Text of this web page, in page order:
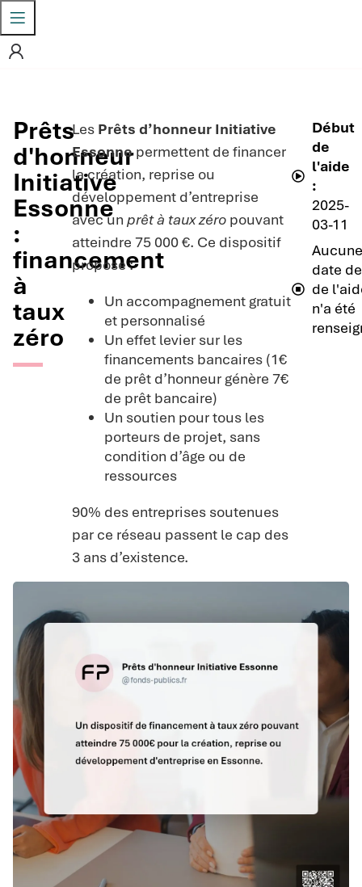
Prêts
d'honneur
Initiative
Essonne
:
financement
à
taux
zéro
Les Prêts d’honneur Initiative
Essonnepermettent de financer
la création, reprise ou
développement d’entreprise
avec unprêt à taux zéro pouvant
atteindre 75 000 €. Ce dispositif
propose :
Un accompagnement gratuit
et personnalisé
Un effet levier sur les
financements bancaires (1€
de prêt d’honneur génère 7€
de prêt bancaire)
Un soutien pour tous les
porteurs de projet, sans
condition d’âge ou de
ressources
90% des entreprises soutenues
par ce réseau passent le cap des
3 ans d’existence.
Début
de
l'aide
:
2025-
03-11
Aucune
date
de
n'a été